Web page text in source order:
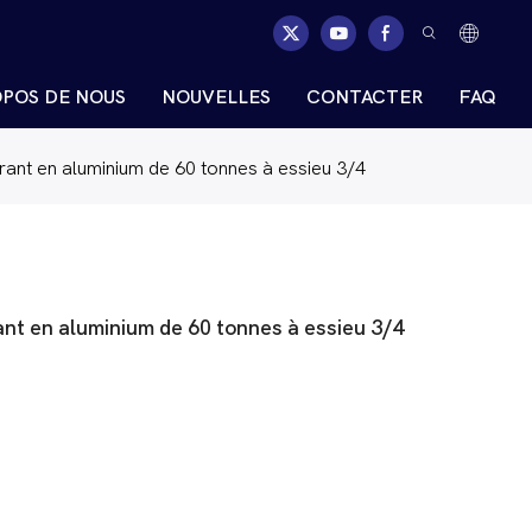
DE NOUS NOUVELLES CONTACTER FAQ
en aluminium de 60 tonnes à essieu 3/4
en aluminium de 60 tonnes à essieu 3/4